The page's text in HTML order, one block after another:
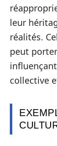
leur
réalités.
peut
collective